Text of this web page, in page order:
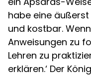
habe eine äußerst
und kostbar.
Anweisungen zu
Lehren zu
erklären.‘ Der